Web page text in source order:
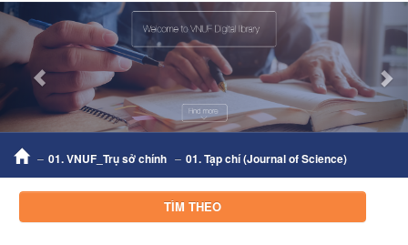
Previous
01. VNUF_Trụ sở chính 01. Tạp chí (Journal of Science)
TÌM THEO